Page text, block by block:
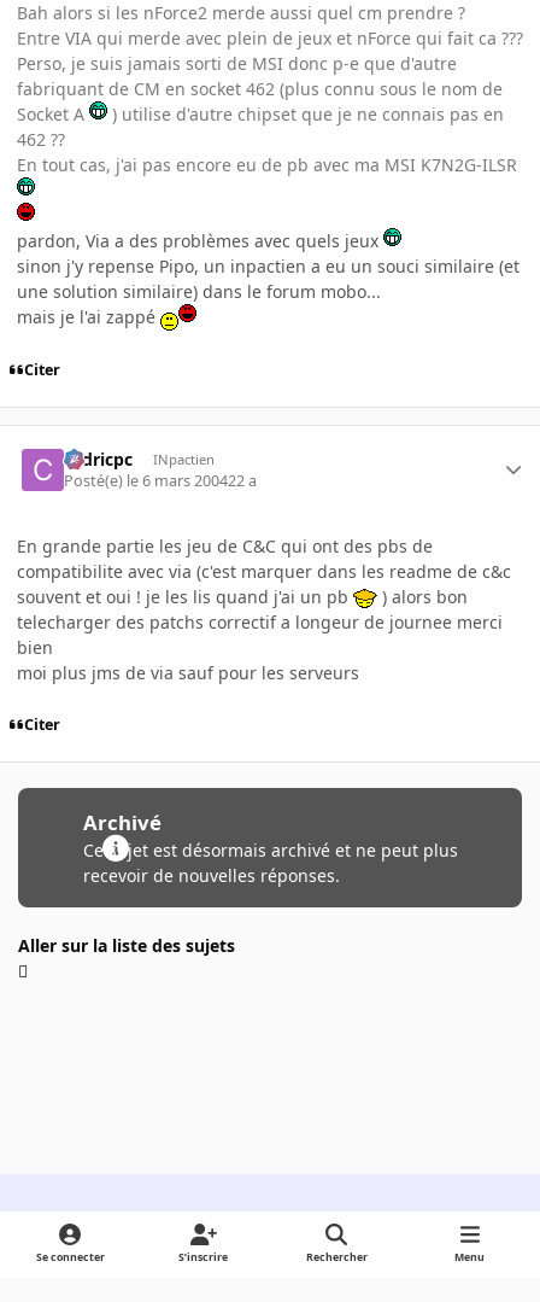
Bah alors si les nForce2 merde aussi quel cm prendre ?
Entre VIA qui merde avec plein de jeux et nForce qui fait ca ???
Perso, je suis jamais sorti de MSI donc p-e que d'autre
fabriquant de CM en socket 462 (plus connu sous le nom de
Socket A
) utilise d'autre chipset que je ne connais pas en
462 ??
En tout cas, j'ai pas encore eu de pb avec ma MSI K7N2G-ILSR
pardon, Via a des problèmes avec quels jeux
sinon j'y repense Pipo, un inpactien a eu un souci similaire (et
une solution similaire) dans le forum mobo...
mais je l'ai zappé
Citer
cedricpc INpactien
Posté(e) le 6 mars 200422 a
En grande partie les jeu de C&C qui ont des pbs de
compatibilite avec via (c'est marquer dans les readme de c&c
souvent et oui ! je les lis quand j'ai un pb
) alors bon
telecharger des patchs correctif a longeur de journee merci
bien
moi plus jms de via sauf pour les serveurs
Citer
Archivé
Ce sujet est désormais archivé et ne peut plus
recevoir de nouvelles réponses.
Aller sur la liste des sujets
Light ModeDark ModeSystem Preference
Se connecter S’inscrire Rechercher Menu